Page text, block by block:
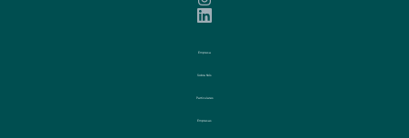
Empresa
Sobre Nós
Particulares
Empresas